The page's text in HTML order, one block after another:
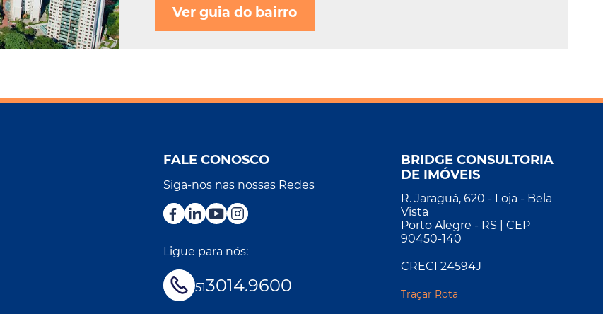
Ver guia do bairro
FALE CONOSCO
Siga-nos nas nossas Redes
Ligue para nós:
513014.9600
BRIDGE CONSULTORIA
DE IMÓVEIS
R. Jaraguá, 620 - Loja - Bela
Vista
Porto Alegre - RS | CEP
90450-140
CRECI 24594J
Traçar Rota